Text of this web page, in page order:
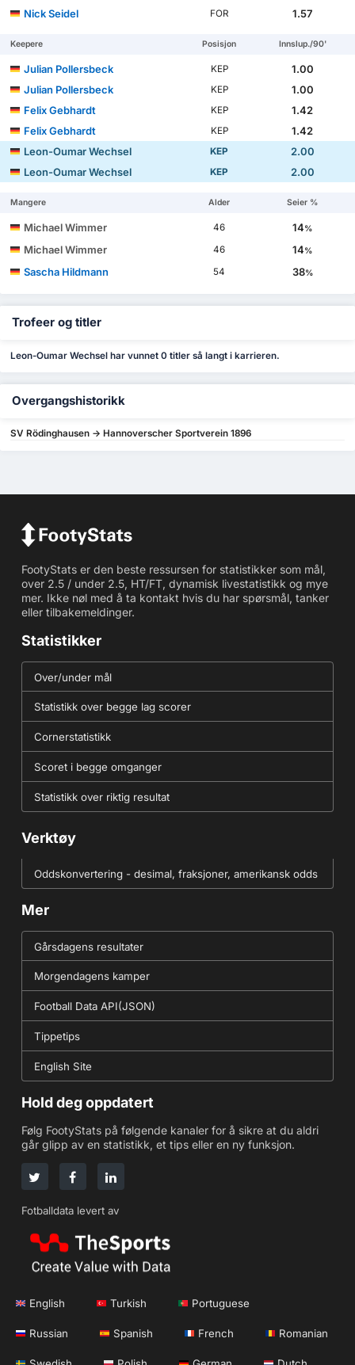
Nick Seidel
FOR 1.57
Keepere Posisjon Innslup./90'
Julian Pollersbeck KEP
1.00
Julian Pollersbeck
KEP
1.00
Felix Gebhardt
KEP
1.42
Felix Gebhardt
KEP
1.42
Leon-Oumar Wechsel
KEP
2.00
Leon-Oumar Wechsel
KEP 2.00
Mangere Alder Seier %
Michael Wimmer 46 14%
Michael Wimmer 46 14%
Sascha Hildmann 54 38%
Trofeer og titler
Leon-Oumar Wechsel har vunnet 0 titler så langt i karrieren.
Overgangshistorikk
SV Rödinghausen -> Hannoverscher Sportverein 1896
FootyStats er den beste ressursen for statistikker som mål,
over 2.5 / under 2.5, HT/FT, dynamisk livestatistikk og mye
mer. Ikke nøl med å ta kontakt hvis du har spørsmål, tanker
eller tilbakemeldinger.
Statistikker
Over/under mål
Statistikk over begge lag scorer
Cornerstatistikk
Scoret i begge omganger
Statistikk over riktig resultat
Verktøy
Oddskonvertering - desimal, fraksjoner, amerikansk odds
Mer
Gårsdagens resultater
Morgendagens kamper
Football Data API(JSON)
Tippetips
English Site
Hold deg oppdatert
Følg FootyStats på følgende kanaler for å sikre at du aldri
går glipp av en statistikk, et tips eller en ny funksjon.
Fotballdata levert av
English Turkish Portuguese
Russian Spanish French Romanian